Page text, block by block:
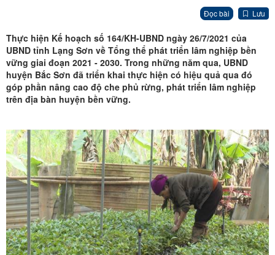
Đọc bài Lưu
Thực hiện Kế hoạch số 164/KH-UBND ngày 26/7/2021 của
UBND tỉnh Lạng Sơn về Tổng thể phát triển lâm nghiệp bền
vững giai đoạn 2021 - 2030. Trong những năm qua, UBND
huyện Bắc Sơn đã triển khai thực hiện có hiệu quả qua đó
góp phần nâng cao độ che phủ rừng, phát triển lâm nghiệp
trên địa bàn huyện bền vững.